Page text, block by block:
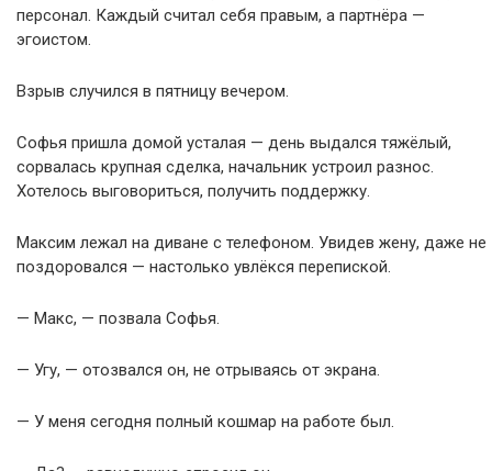
персонал. Каждый считал себя правым, а партнёра —
эгоистом.
Взрыв случился в пятницу вечером.
Софья пришла домой усталая — день выдался тяжёлый,
сорвалась крупная сделка, начальник устроил разнос.
Хотелось выговориться, получить поддержку.
Максим лежал на диване с телефоном. Увидев жену, даже не
поздоровался — настолько увлёкся перепиской.
— Макс, — позвала Софья.
— Угу, — отозвался он, не отрываясь от экрана.
— У меня сегодня полный кошмар на работе был.